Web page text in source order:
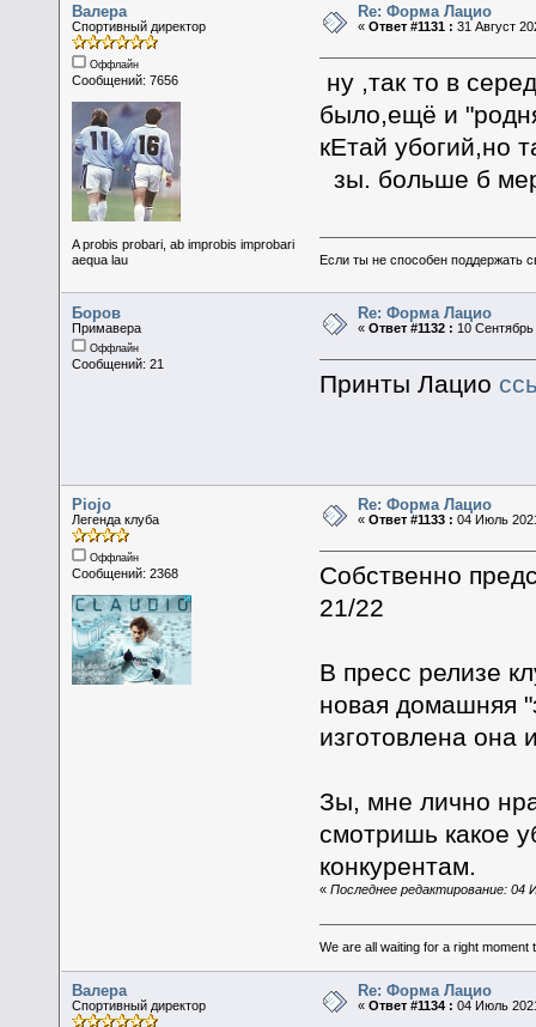
Валера
Спортивный директор
Оффлайн
Сообщений: 7656
A probis probari, ab improbis improbari
aequa lau
Re: Форма Лацио
«Ответ #1131 : 31 Август
ну ,так то в
было,ещё и
кЕтай убогий,но
зы. больше б
Если ты не способен поддержать
Боров
Примавера
Оффлайн
Сообщений: 21
Re: Форма Лацио
«Ответ #1132 : 10
Принты Лацио
Piojo
Легенда клуба
Оффлайн
Сообщений: 2368
Re: Форма Лацио
«Ответ #1133 : 04 Июль
Собственно
21/22
В пресс релизе
новая домашняя
изготовлена она
Зы, мне лично
смотришь какое
конкурентам.
« Последнее редактирование: 04
We are all waiting for a right moment
Валера
Спортивный директор
Re: Форма Лацио
«Ответ #1134 : 04 Июль